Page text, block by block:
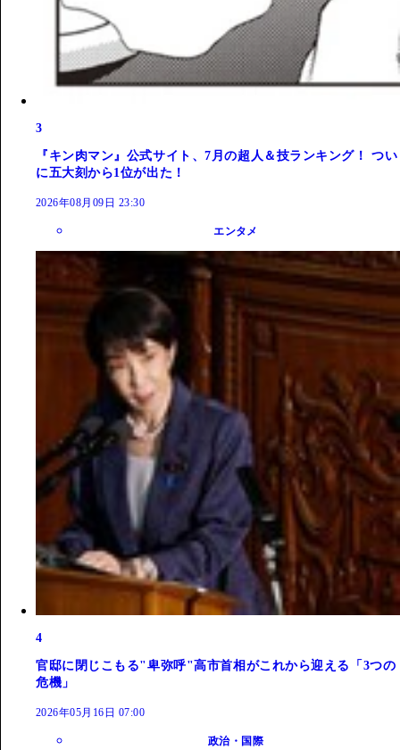
3
『キン肉マン』公式サイト、7月の超人＆技ランキング！ つい
に五大刻から1位が出た！
2026年08月09日 23:30
エンタメ
4
官邸に閉じこもる"卑弥呼"高市首相がこれから迎える「3つの
危機」
2026年05月16日 07:00
政治・国際